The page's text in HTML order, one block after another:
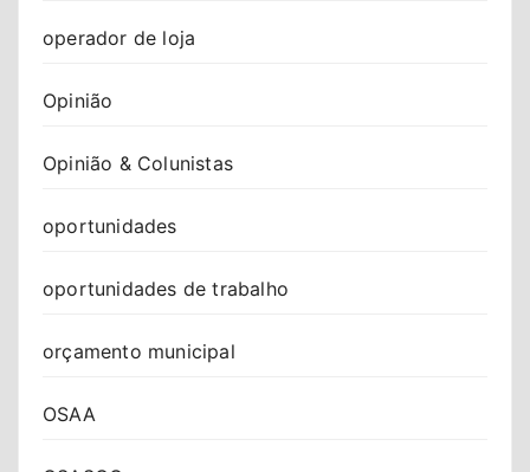
operador de loja
Opinião
Opinião & Colunistas
oportunidades
oportunidades de trabalho
orçamento municipal
OSAA